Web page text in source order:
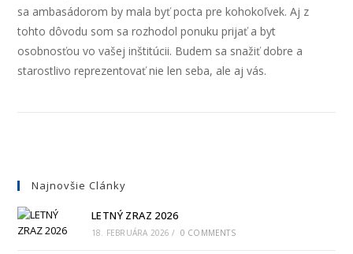
sa ambasádorom by mala byť pocta pre kohokoľvek. Aj z
tohto dôvodu som sa rozhodol ponuku prijať a byt
osobnosťou vo vašej inštitúcii. Budem sa snažiť dobre a
starostlivo reprezentovať nie len seba, ale aj vás.
Najnovšie Clánky
LETNÝ ZRAZ 2026
18. FEBRUÁRA 2026 / 0 COMMENTS